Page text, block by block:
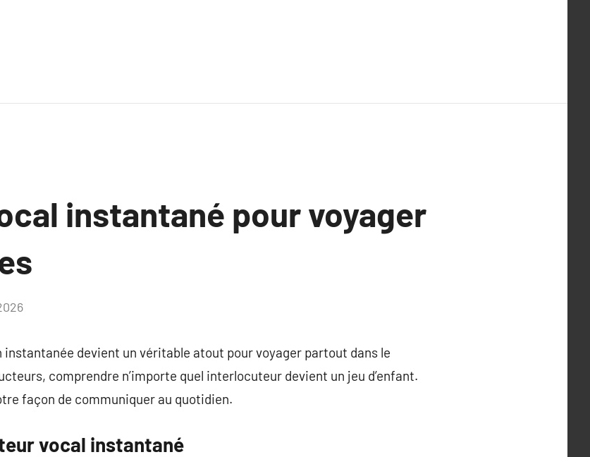
instantané pour voyager
instantanée devient un véritable atout pour voyager partout dans le
comprendre n’importe quel interlocuteur devient un jeu d’enfant.
façon de communiquer au quotidien.
vocal instantané